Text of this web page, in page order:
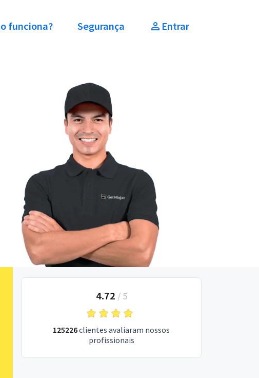
funciona? Segurança Entrar
4.72 / 5
125226clientes avaliaram nossos
profissionais